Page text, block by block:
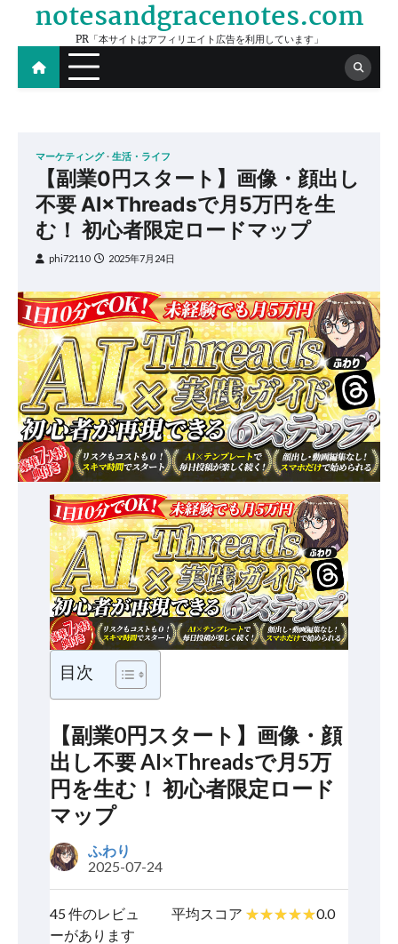
notesandgracenotes.com
PR「本サイトはアフィリエイト広告を利用しています」
マーケティング 生活・ライフ
【副業0円スタート】画像・顔出し
不要 AI×Threadsで月5万円を生
む！ 初心者限定ロードマップ
phi72110 2025年7月24日
目次
【副業0円スタート】画像・顔
出し不要 AI×Threadsで月5万
円を生む！ 初心者限定ロード
マップ
ふわり
2025-07-24
45 件のレビュ
ーがあります
平均スコア 0.0